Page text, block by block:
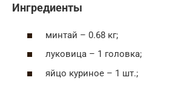
Ингредиенты
минтай – 0.68 кг;
луковица – 1 головка;
яйцо куриное – 1 шт.;